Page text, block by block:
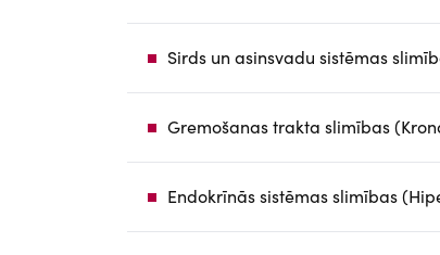
Sirds un asinsvadu sistēmas
Gremošanas trakta slimības
Endokrīnās sistēmas slimības